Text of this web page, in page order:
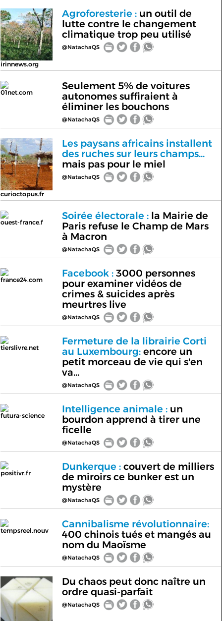
irinnews.org
Agroforesterie :un outil de
lutte contre le changement
climatique trop peu utilisé
@NatachaQS
01net.com
Seulement 5% de voitures
autonomes suffiraient à
éliminer les bouchons
@NatachaQS
curioctopus.fr
Les paysans africains installent
des ruches sur leurs champs...
mais pas pour le miel
@NatachaQS
ouest-france.f
Soirée électorale :la Mairie de
Paris refuse le Champ de Mars
à Macron
@NatachaQS
france24.com
Facebook :3000 personnes
pour examiner vidéos de
crimes & suicides après
meurtres live
@NatachaQS
tierslivre.net
Fermeture de la librairie Corti
au Luxembourg:encore un
petit morceau de vie qui s'en
va...
@NatachaQS
futura-science
Intelligence animale :un
bourdon apprend à tirer une
ficelle
@NatachaQS
positivr.fr
Dunkerque :couvert de milliers
de miroirs ce bunker est un
mystère
@NatachaQS
tempsreel.nouv
Cannibalisme révolutionnaire:
400 chinois tués et mangés au
nom du Maoïsme
@NatachaQS
Du chaos peut donc naître un
ordre quasi-parfait
@NatachaQS